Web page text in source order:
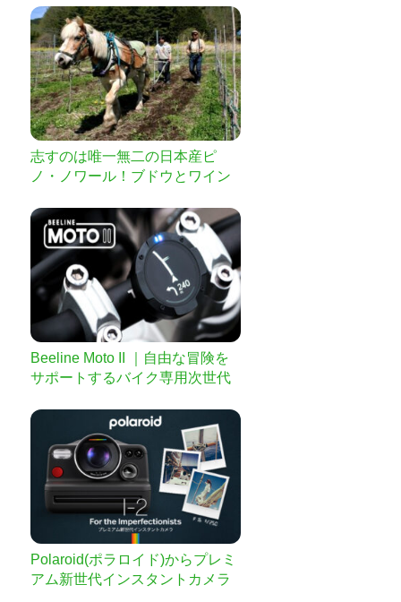
志すのは唯一無二の日本産ピ
ノ・ノワール！ブドウとワイン
すは万全の設備を整えたワイナ
リー！
Beeline Moto II ｜自由な冒険を
サポートするバイク専用次世代
Polaroid(ポラロイド)からプレミ
アム新世代インスタントカメラ